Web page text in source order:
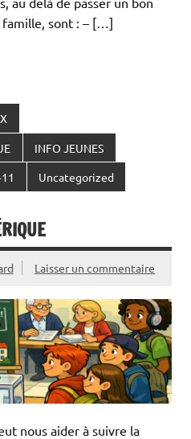
sont : – […]
INFO JEUNES
Uncategorized
Laisser un commentaire
nous aider à suivre la